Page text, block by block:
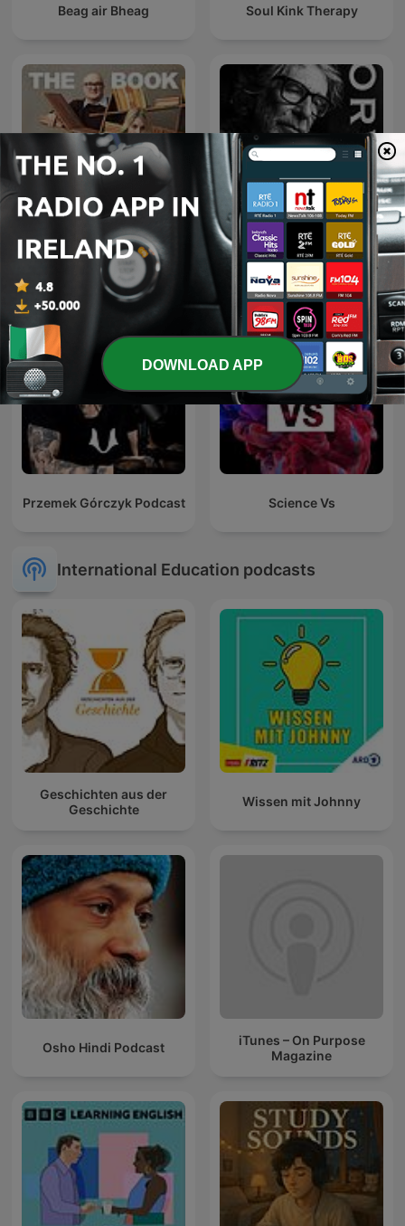
Beag air Bheag Soul Kink Therapy
The Book Club
The Orvis Fly-Fishing
Podcast
Przemek Górczyk Podcast Science Vs
International Education podcasts
Geschichten aus der
Geschichte
Wissen mit Johnny
Osho Hindi Podcast
iTunes – On Purpose
Magazine
DOWNLOAD APP